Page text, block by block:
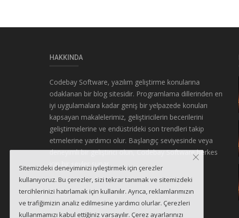
HAKKINDA
Codebay Software, yazılım geliştirme konularına
odaklanan bir blog sitesidir. Programlama dillerinden en
iyi uygulamalara kadar geniş bir yelpazede konuları
kapsayan makalelerimiz, geliştiricilerin becerilerini
geliştirmelerine ve endüstrideki son trendleri takip
etmelerine yardımcı olur. Başlangıç seviyesinde veya
deneyimli bir geliştirici olun, Codebay Software herkes
için bir şeyler sunar.
Sitemizdeki deneyiminizi iyileştirmek için çerezler
kullanıyoruz. Bu çerezler, sizi tekrar tanımak ve sitemizdeki
tercihlerinizi hatırlamak için kullanılır. Ayrıca, reklamlarımızın
ve trafiğimizin analiz edilmesine yardımcı olurlar. Çerezleri
kullanmamızı kabul ettiğiniz varsayılır. Çerez ayarlarınızı